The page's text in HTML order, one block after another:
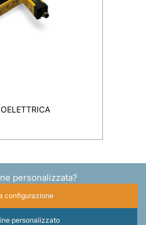
personalizzata?
configurazione
personalizzato